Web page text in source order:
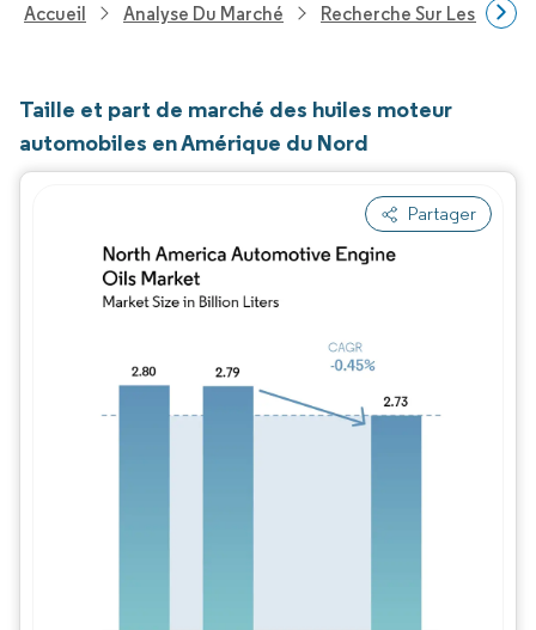
Accueil Analyse Du Marché Recherche Sur Les
Taille et part de marché des huiles moteur
automobiles en Amérique du Nord
Partager